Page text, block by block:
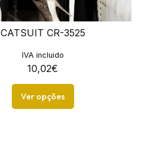
CATSUIT CR-3525
10,02€
IVA incluido
Ver opções